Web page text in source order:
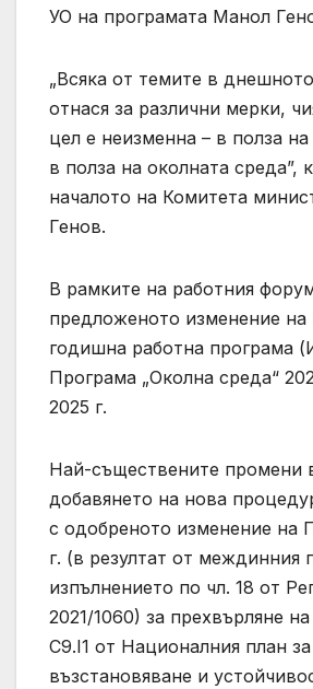
УО на програмата Манол
„Всяка от темите в
отнася за различни мерки,
цел е неизменна – в полза
в полза на околната среда”,
началото на Комитета
Генов.
В рамките на работния
предложеното изменение
годишна работна програма
Програма „Околна среда“
2025 г.
Най-съществените промени
добавянето на нова
с одобреното изменение на
г. (в резултат от междинния
изпълнението по чл. 18 от
2021/1060) за прехвърляне
C9.I1 от Националния план за
възстановяване и